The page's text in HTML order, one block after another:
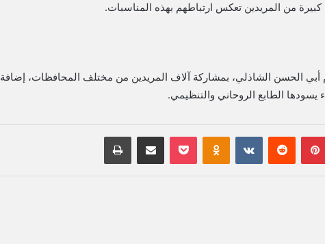
من المريدين تعكس ارتباطهم بهذه المناسبات.
أبي الحسن الشاذلي، بمشاركة آلاف المريدين من مختلف المحافظات، إضافة
الطابع الروحاني والتنظيمي.
بينتيريست بوكيت